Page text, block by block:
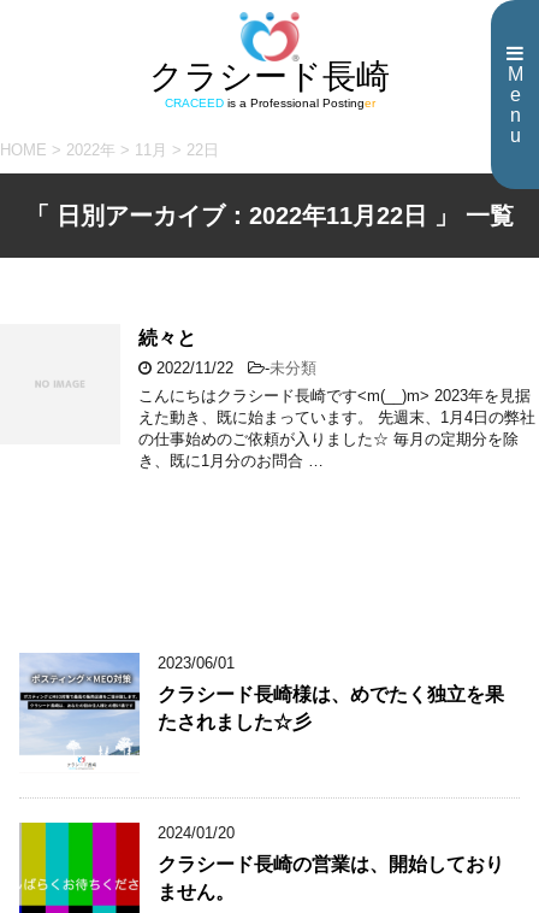
M
e
n
u
クラシード長崎
CRACEEDis a Professional Postinger
HOME > 2022年 > 11月 > 22日
「 日別アーカイブ：2022年11月22日 」 一覧
続々と
2022/11/22 -未分類
こんにちはクラシード長崎です<m(__)m> 2023年を見据
えた動き、既に始まっています。 先週末、1月4日の弊社
の仕事始めのご依頼が入りました☆ 毎月の定期分を除
き、既に1月分のお問合 …
2023/06/01
クラシード長崎様は、めでたく独立を果
たされました☆彡
2024/01/20
クラシード長崎の営業は、開始しており
ません。